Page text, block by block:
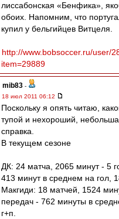
лиссабонская «Бенфика»,
обоих. Напомним, что
купил у бельгийцев Витцеля.
http://www.bobsoccer.ru/user/
item=29889
mib83 -
18 июл 2011 06:12
Поскольку я опять читаю,
тупой и нехороший,
справка.
В текущем сезоне
ДК: 24 матча, 2065 минут - 5
413 минут в среднем на гол,
Макгиди: 18 матчей, 1524
передач - 762 минуты в
г+п.